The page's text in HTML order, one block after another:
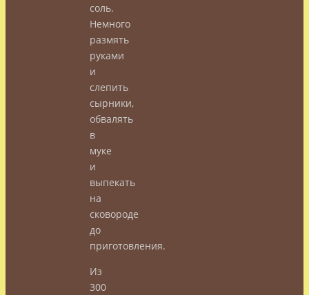
соль.
Немного
размять
руками
и
слепить
сырники,
обвалять
в
муке
и
выпекать
на
сковороде
до
приготовления.
Из
300